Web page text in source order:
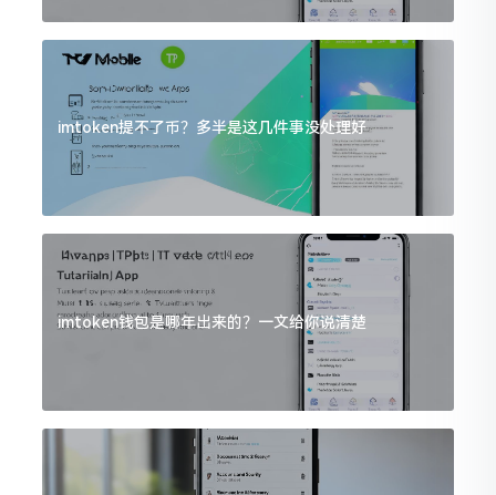
imtoken提不了币？多半是这几件事没处理好
imtoken钱包是哪年出来的？一文给你说清楚